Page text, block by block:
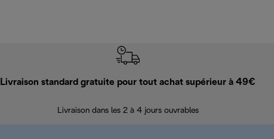
Livraison standard gratuite pour tout achat supérieur à 49€
Livraison dans les 2 à 4 jours ouvrables